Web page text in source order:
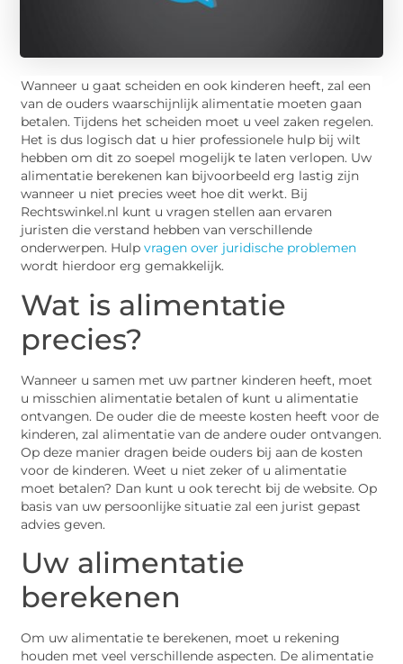
Wanneer u gaat scheiden en ook kinderen heeft, zal een
van de ouders waarschijnlijk alimentatie moeten gaan
betalen. Tijdens het scheiden moet u veel zaken regelen.
Het is dus logisch dat u hier professionele hulp bij wilt
hebben om dit zo soepel mogelijk te laten verlopen. Uw
alimentatie berekenen kan bijvoorbeeld erg lastig zijn
wanneer u niet precies weet hoe dit werkt. Bij
Rechtswinkel.nl kunt u vragen stellen aan ervaren
juristen die verstand hebben van verschillende
onderwerpen. Hulpvragen over juridische problemen
wordt hierdoor erg gemakkelijk.
Wat is alimentatie
precies?
Wanneer u samen met uw partner kinderen heeft, moet
u misschien alimentatie betalen of kunt u alimentatie
ontvangen. De ouder die de meeste kosten heeft voor de
kinderen, zal alimentatie van de andere ouder ontvangen.
Op deze manier dragen beide ouders bij aan de kosten
voor de kinderen. Weet u niet zeker of u alimentatie
moet betalen? Dan kunt u ook terecht bij de website. Op
basis van uw persoonlijke situatie zal een jurist gepast
advies geven.
Uw alimentatie
berekenen
Om uw alimentatie te berekenen, moet u rekening
houden met veel verschillende aspecten. De alimentatie